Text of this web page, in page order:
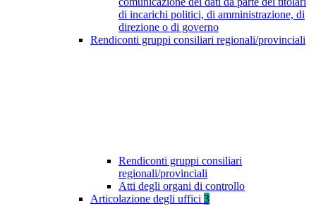
di incarichi politici, di amministrazione, di
direzione o di governo
Rendiconti gruppi consiliari regionali/provinciali
Rendiconti gruppi consiliari
regionali/provinciali
Atti degli organi di controllo
Articolazione degli uffici 3